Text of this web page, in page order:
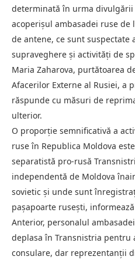
determinată în urma
acoperișul ambasadei ruse de
de antene, ce sunt suspectate
supraveghere și activități de
Maria Zaharova, purtătoarea
Afacerilor Externe al Rusiei, a
răspunde cu măsuri de
ulterior.
O proporție semnificativă a
ruse în Republica Moldova
separatistă pro-rusă
independentă de Moldova
sovietic și unde sunt
pașapoarte rusești,
Anterior, personalul
deplasa în Transnistria pentru
consulare, dar reprezentanții